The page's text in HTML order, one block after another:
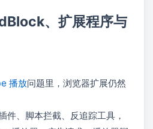
、扩展程序与
播放问题里，浏览器扩展仍然
、脚本拦截、反追踪工具，